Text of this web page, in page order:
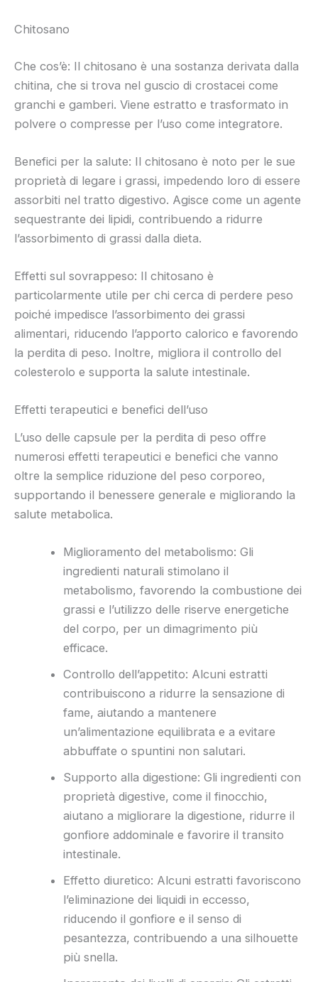
Chitosano
Che cos’è: Il chitosano è una sostanza derivata dalla
chitina, che si trova nel guscio di crostacei come
granchi e gamberi. Viene estratto e trasformato in
polvere o compresse per l’uso come integratore.
Benefici per la salute: Il chitosano è noto per le sue
proprietà di legare i grassi, impedendo loro di essere
assorbiti nel tratto digestivo. Agisce come un agente
sequestrante dei lipidi, contribuendo a ridurre
l’assorbimento di grassi dalla dieta.
Effetti sul sovrappeso: Il chitosano è
particolarmente utile per chi cerca di perdere peso
poiché impedisce l’assorbimento dei grassi
alimentari, riducendo l’apporto calorico e favorendo
la perdita di peso. Inoltre, migliora il controllo del
colesterolo e supporta la salute intestinale.
Effetti terapeutici e benefici dell’uso
L’uso delle capsule per la perdita di peso offre
numerosi effetti terapeutici e benefici che vanno
oltre la semplice riduzione del peso corporeo,
supportando il benessere generale e migliorando la
salute metabolica.
Miglioramento del metabolismo: Gli
ingredienti naturali stimolano il
metabolismo, favorendo la combustione dei
grassi e l’utilizzo delle riserve energetiche
del corpo, per un dimagrimento più
efficace.
Controllo dell’appetito: Alcuni estratti
contribuiscono a ridurre la sensazione di
fame, aiutando a mantenere
un’alimentazione equilibrata e a evitare
abbuffate o spuntini non salutari.
Supporto alla digestione: Gli ingredienti con
proprietà digestive, come il finocchio,
aiutano a migliorare la digestione, ridurre il
gonfiore addominale e favorire il transito
intestinale.
Effetto diuretico: Alcuni estratti favoriscono
l’eliminazione dei liquidi in eccesso,
riducendo il gonfiore e il senso di
pesantezza, contribuendo a una silhouette
più snella.